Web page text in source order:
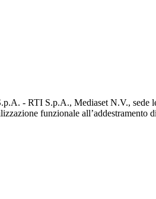
- RTI S.p.A., Mediaset N.V., sede
funzionale all’addestramento